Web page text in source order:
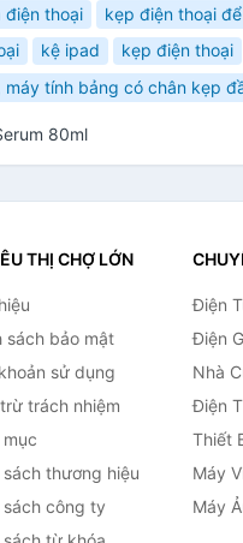
điện thoại kẹp điện thoại
kệ ipad kẹp điện thoại
tính bảng có chân kẹp
80ml
THỊ CHỢ LỚN
sách bảo mật
sử dụng
trách nhiệm
mục
sách thương hiệu
sách công ty
Điện
Điện
Nhà
Điện
Thiết
Máy
Máy